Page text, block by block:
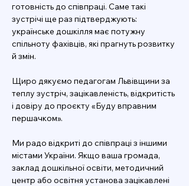
готовність до співпраці. Саме такі
зустрічі ще раз підтверджують:
українське дошкілля має потужну
спільноту фахівців, які прагнуть розвитку
й змін.
Щиро дякуємо педагогам Львівщини за
теплу зустріч, зацікавленість, відкритість
і довіру до проєкту «Буду вправним
першачком».
Ми радо відкриті до співпраці з іншими
містами України. Якщо ваша громада,
заклад дошкільної освіти, методичний
центр або освітня установа зацікавлені